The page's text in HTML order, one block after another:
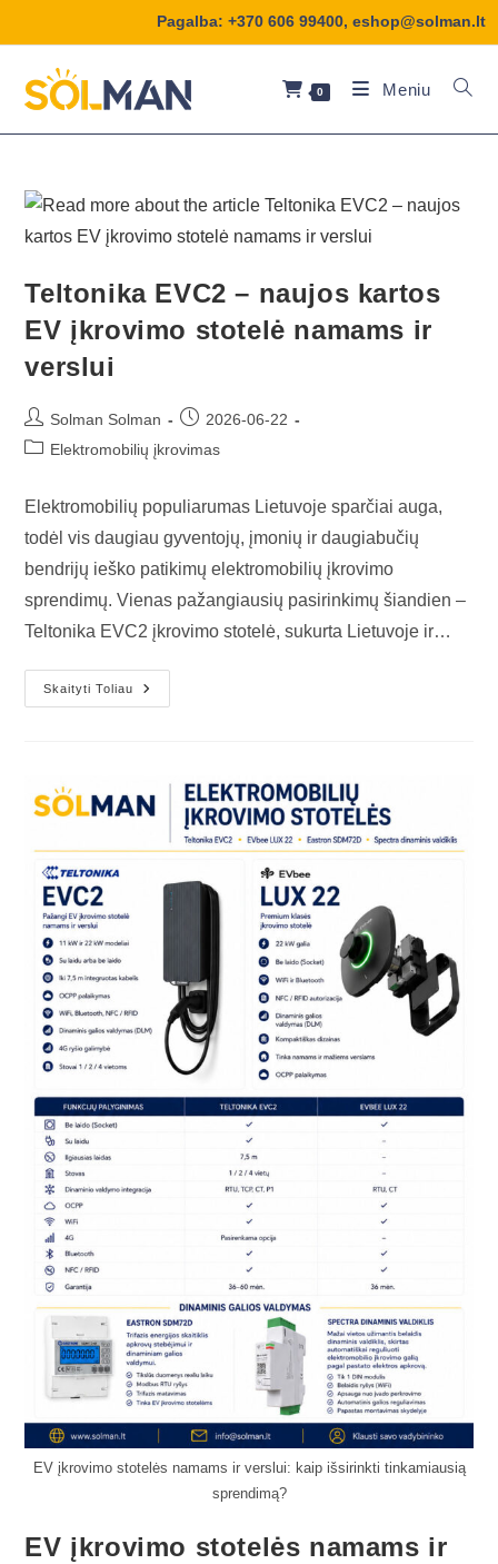
Pagalba: +370 606 99400, eshop@solman.lt
0 Meniu
Teltonika EVC2 – naujos kartos
EV įkrovimo stotelė namams ir
verslui
Solman Solman
2026-06-22
Elektromobilių įkrovimas
Elektromobilių populiarumas Lietuvoje sparčiai auga,
todėl vis daugiau gyventojų, įmonių ir daugiabučių
bendrijų ieško patikimų elektromobilių įkrovimo
sprendimų. Vienas pažangiausių pasirinkimų šiandien –
Teltonika EVC2 įkrovimo stotelė, sukurta Lietuvoje ir…
Skaityti Toliau
EV įkrovimo stotelės namams ir verslui: kaip išsirinkti tinkamiausią
sprendimą?
EV įkrovimo stotelės namams ir